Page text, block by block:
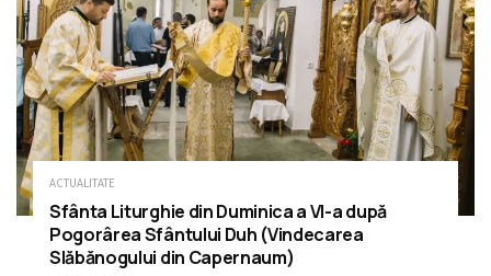
ACTUALITATE
Sfânta Liturghie din Duminica a VI-a după
Pogorârea Sfântului Duh (Vindecarea
Slăbănogului din Capernaum)